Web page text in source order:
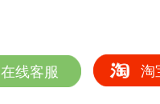
在线客服 淘